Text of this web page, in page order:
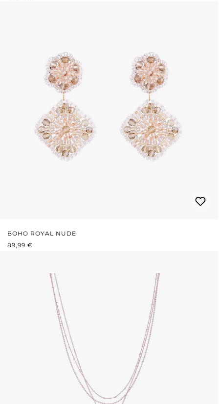
BOHO ROYAL NUDE
PRIX RÉGULIER :
89,99 €